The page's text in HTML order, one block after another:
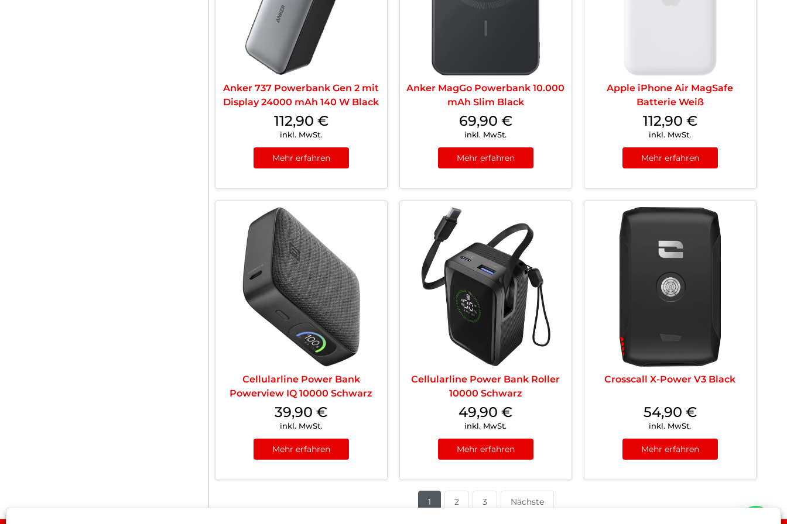
Anker 737 Powerbank Gen 2 mit
Display 24000 mAh 140 W Black
112,90 €
inkl. MwSt.
Mehr erfahren
Anker MagGo Powerbank 10.000
mAh Slim Black
69,90 €
inkl. MwSt.
Mehr erfahren
Apple iPhone Air MagSafe
Batterie Weiß
112,90 €
inkl. MwSt.
Mehr erfahren
Cellularline Power Bank
Powerview IQ 10000 Schwarz
39,90€
inkl. MwSt.
Mehr erfahren
Cellularline Power Bank Roller
10000 Schwarz
49,90€
inkl. MwSt.
Mehr erfahren
Crosscall X-Power V3 Black
54,90 €
inkl. MwSt.
Mehr erfahren
1 2 3 Nächste